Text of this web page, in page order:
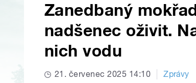
Zanedbaný
nadšenec oživit.
nich vodu
21. červenec 2025 14:10 Zprávy